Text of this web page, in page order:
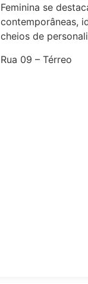
Feminina se
contemporâneas,
cheios de
Rua 09 – Térreo